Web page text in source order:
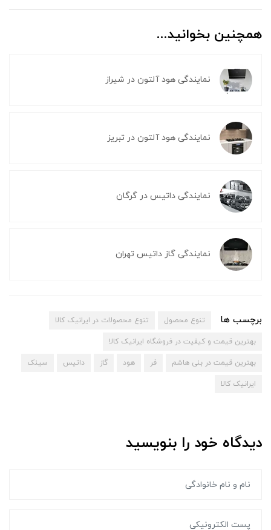
همچنین بخوانید...
نمایندگی هود آلتون در شیراز
نمایندگی هود آلتون در تبریز
نمایندگی داتیس در گرگان
نمایندگی گاز داتیس تهران
برچسب ها تنوع محصول تنوع محصولات در ایرانیک کالا
بهترین قیمت و کیفیت در فروشگاه ایرانیک کالا
بهترین قیمت در بنی هاشم فر هود گاز داتیس سینک
ایرانیک کالا
دیدگاه خود را بنویسید